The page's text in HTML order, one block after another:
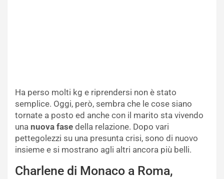
Ha perso molti kg e riprendersi non è stato
semplice. Oggi, però, sembra che le cose siano
tornate a posto ed anche con il marito sta vivendo
una nuova fase della relazione. Dopo vari
pettegolezzi su una presunta crisi, sono di nuovo
insieme e si mostrano agli altri ancora più belli.
Charlene di Monaco a Roma,